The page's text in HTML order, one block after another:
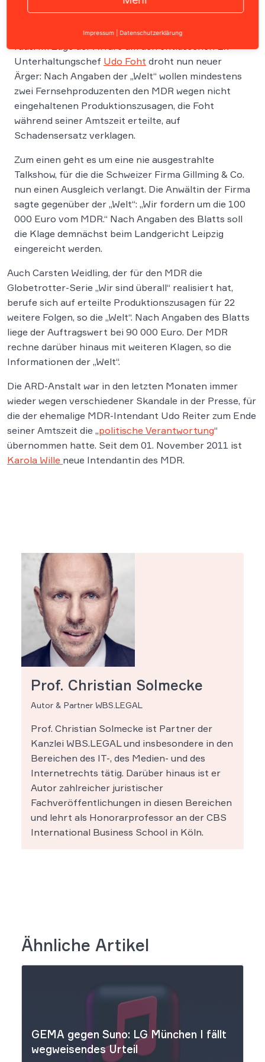
Der MDR kommt nicht aus den Negativschlagzeilen
raus: Im Zuge der Affäre um den entlassenen Ex-
Unterhaltungschef Udo Foht droht nun neuer
Ärger: Nach Angaben der „Welt“ wollen mindestens
zwei Fernsehproduzenten den MDR wegen nicht
eingehaltenen Produktionszusagen, die Foht
während seiner Amtszeit erteilte, auf
Schadensersatz verklagen.
Zum einen geht es um eine nie ausgestrahlte
Talkshow, für die die Schweizer Firma Gillming & Co.
nun einen Ausgleich verlangt. Die Anwältin der Firma
sagte gegenüber der „Welt“: „Wir fordern um die 100
000 Euro vom MDR.“ Nach Angaben des Blatts soll
die Klage demnächst beim Landgericht Leipzig
eingereicht werden.
Auch Carsten Weidling, der für den MDR die
Globetrotter-Serie „Wir sind überall“ realisiert hat,
berufe sich auf erteilte Produktionszusagen für 22
weitere Folgen, so die „Welt“. Nach Angaben des Blatts
liege der Auftragswert bei 90 000 Euro. Der MDR
rechne darüber hinaus mit weiteren Klagen, so die
Informationen der „Welt“.
Die ARD-Anstalt war in den letzten Monaten immer
wieder wegen verschiedener Skandale in der Presse, für
die der ehemalige MDR-Intendant Udo Reiter zum Ende
seiner Amtszeit die „politische Verantwortung“
übernommen hatte. Seit dem 01. November 2011 ist
Karola Wille neue Intendantin des MDR.
Prof. Christian Solmecke
Autor & Partner WBS.LEGAL
Prof. Christian Solmecke ist Partner der
Kanzlei WBS.LEGAL und insbesondere in den
Bereichen des IT-, des Medien- und des
Internetrechts tätig. Darüber hinaus ist er
Autor zahlreicher juristischer
Fachveröffentlichungen in diesen Bereichen
und lehrt als Honorarprofessor an der CBS
International Business School in Köln.
Ähnliche Artikel
GEMA gegen Suno: LG München I fällt
wegweisendes Urteil
Impressum Datenschutzerklärung